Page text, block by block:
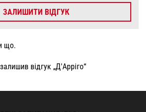
ЗАЛИШИТИ ВІДГУК
що.
відгук „Д'Арріго“